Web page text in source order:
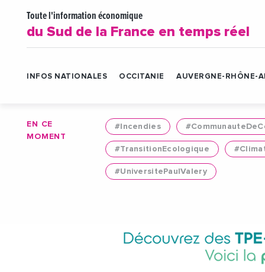
Toute l'information économique
du Sud de la France en temps réel
INFOS NATIONALES OCCITANIE AUVERGNE-RHÔNE-
EN CE
MOMENT
#Incendies
#TransitionEcologique
#UniversitePaulValery